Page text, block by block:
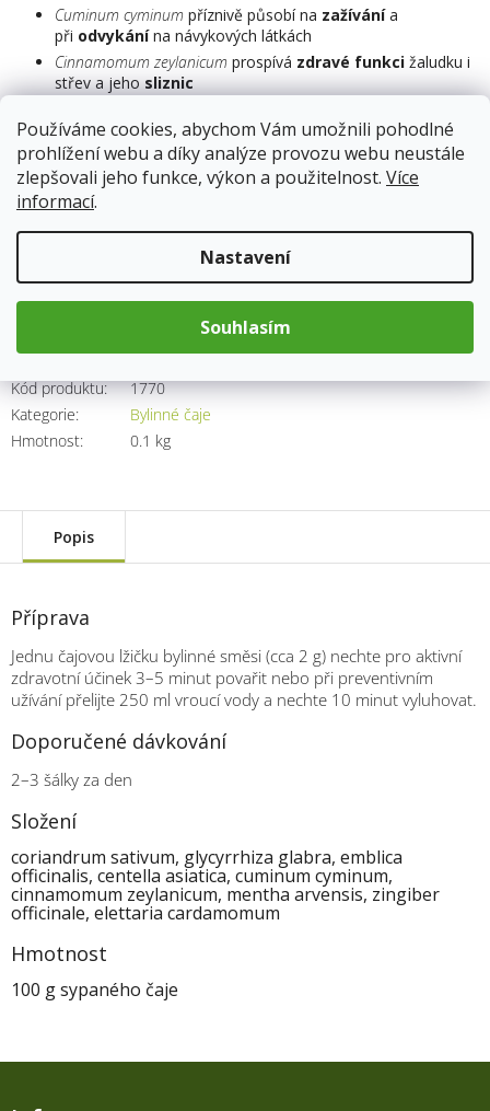
Používáme cookies, abychom Vám umožnili pohodlné
prohlížení webu a díky analýze provozu webu neustále
zlepšovali jeho funkce, výkon a použitelnost. Více
informací.
Nastavení
Souhlasím
Skladem 13.8.2026
Cuminum cyminum příznivě působí na zažívání a
při odvykání na návykových látkách
Cinnamomum zeylanicum prospívá zdravé funkci žaludku i
střev a jeho sliznic
Doplněk stravy
Kód produktu:
1770
Kategorie:
Bylinné čaje
Hmotnost: 0.1 kg
147 Kč
Měrná
cena:
Popis
Příprava
Jednu čajovou lžičku bylinné směsi (cca 2 g) nechte pro aktivní
zdravotní účinek 3–5 minut povařit nebo při preventivním
užívání přelijte 250 ml vroucí vody a nechte 10 minut vyluhovat.
Doporučené dávkování
2–3 šálky za den
Složení
coriandrum sativum, glycyrrhiza glabra, emblica
officinalis, centella asiatica, cuminum cyminum,
cinnamomum zeylanicum, mentha arvensis, zingiber
officinale, elettaria cardamomum
Hmotnost
100 g sypaného čaje
Z